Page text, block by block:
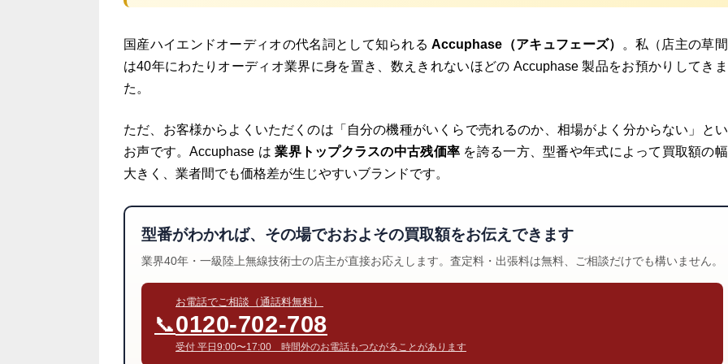
国産ハイエンドオーディオの代名詞として知られるAccuphase（アキュフェーズ）
。私（店主の草間
は40年にわたりオーディオ業界に身を置き、数えきれないほどの Accuphase 製品をお預かりしてき
た。
ただ、お客様からよくいただくのは「自分の機種がいくらで売れるのか、相場がよく分からない」とい
お声です。Accuphase は業界トップクラスの中古残価率 を誇る一方、型番や年式によって買取額の
大きく、業者間でも価格差が生じやすいブランドです。
型番がわかれば、その場でおおよその買取額をお伝えできます
業界40年・一級陸上無線技術士の店主が直接お応えします。査定料・出張料は無料、ご相談だけでも構いません。
📞
お電話でご相談（通話料無料）
0120-702-708
受付 平日9:00〜17:00 時間外のお電話もつながることがあります